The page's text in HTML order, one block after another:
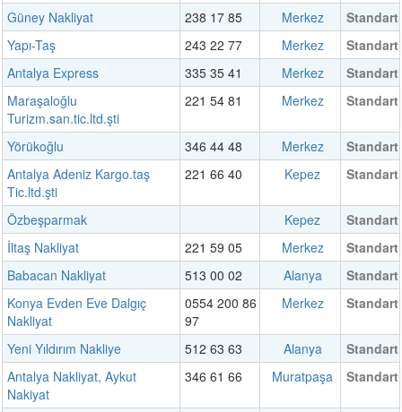
Güney Nakliyat
238 17 85 Merkez
Standart
Yapı-Taş
243 22 77 Merkez
Standart
Antalya Express
335 35 41 Merkez
Standart
Maraşaloğlu
Turizm.san.tic.ltd.şti
221 54 81 Merkez Standart
Yörükoğlu 346 44 48 Merkez
Standart
Antalya Adeniz Kargo.taş
Tic.ltd.şti
221 66 40 Kepez Standart
Özbeşparmak Kepez
Standart
İltaş Nakliyat
221 59 05 Merkez
Standart
Babacan Nakliyat
513 00 02 Alanya
Standart
Konya Evden Eve Dalgıç
Nakliyat
0554 200 86
97
Merkez Standart
Yeni Yıldırım Nakliye 512 63 63 Alanya
Standart
Antalya Nakliyat, Aykut
Nakiyat
346 61 66 Muratpaşa Standart